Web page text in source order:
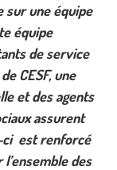
sur une équipe
équipe
de service
CESF, une
et des agents
assurent
ci est renforcé
des